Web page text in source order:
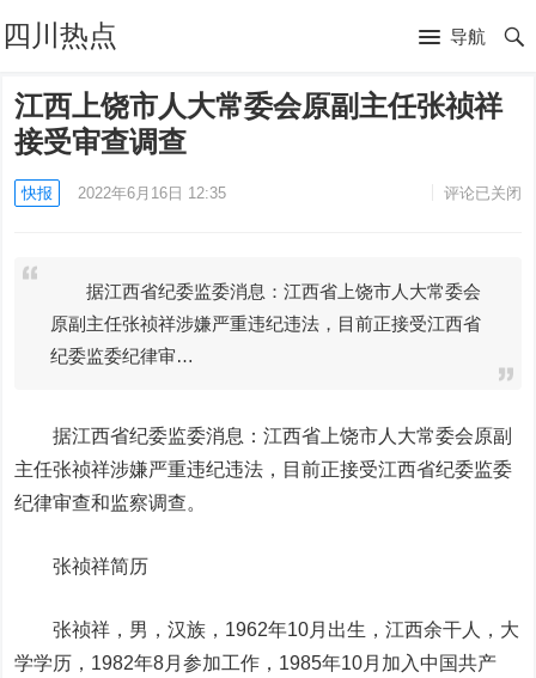
四川热点 导航
江西上饶市人大常委会原副主任张祯祥
接受审查调查
快报 2022年6月16日 12:35 评论已关闭
据江西省纪委监委消息：江西省上饶市人大常委会
原副主任张祯祥涉嫌严重违纪违法，目前正接受江西省
纪委监委纪律审…
据江西省纪委监委消息：江西省上饶市人大常委会原副
主任张祯祥涉嫌严重违纪违法，目前正接受江西省纪委监委
纪律审查和监察调查。
张祯祥简历
张祯祥，男，汉族，1962年10月出生，江西余干人，大
学学历，1982年8月参加工作，1985年10月加入中国共产